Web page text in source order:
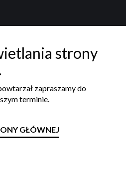
strony
zapraszamy do
terminie.
GŁÓWNEJ